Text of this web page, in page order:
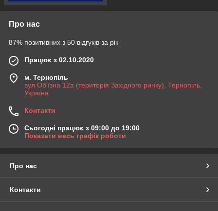
Про нас
87% позитивних з 50 відгуків за рік
Працює з 02.10.2020
м. Тернопіль
вул Об'їзна 12а (територія Західного ринку), Тернопіль,
Україна
Контакти
Сьогодні працює з 09:00 до 19:00
Показати весь графік роботи
Про нас
Контакти